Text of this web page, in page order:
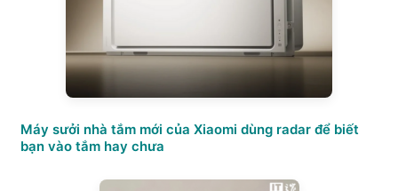
Máy sưởi nhà tắm mới của Xiaomi dùng radar để biết
bạn vào tắm hay chưa